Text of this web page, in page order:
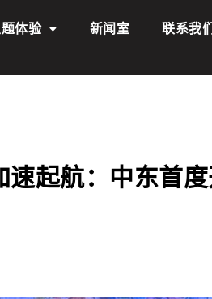
体验 新闻室
联系我
速起航：中东